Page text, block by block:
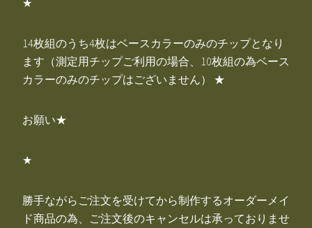
14枚組のうち4枚はベースカラーのみのチップとなり
ます（測定用チップご利用の場合、10枚組の為ベース
カラーのみのチップはございません） ★
お願い★
★
勝手ながらご注文を受けてから制作するオーダーメイ
ド商品の為、ご注文後のキャンセルは承っておりませ